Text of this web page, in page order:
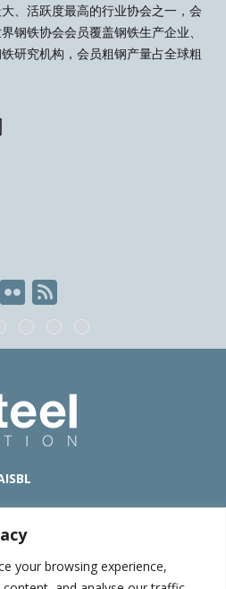
your browsing experience,
、活跃度最高的行业协会之一，会
钢铁协会会员覆盖钢铁生产企业、
研究机构，会员粗钢产量占全球粗